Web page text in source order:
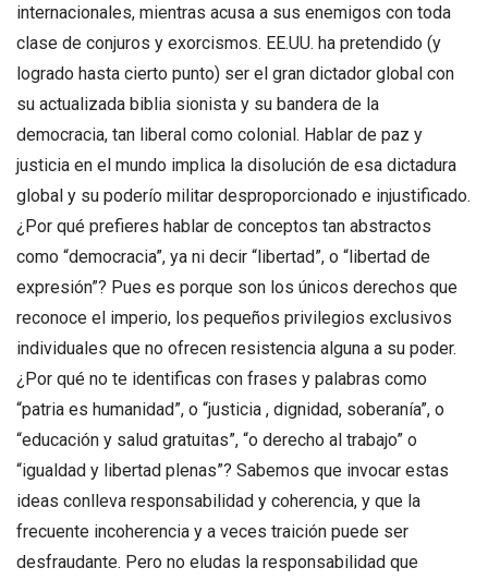
internacionales, mientras acusa a sus enemigos con toda
clase de conjuros y exorcismos. EE.UU. ha pretendido (y
logrado hasta cierto punto) ser el gran dictador global con
su actualizada biblia sionista y su bandera de la
democracia, tan liberal como colonial. Hablar de paz y
justicia en el mundo implica la disolución de esa dictadura
global y su poderío militar desproporcionado e injustificado.
¿Por qué prefieres hablar de conceptos tan abstractos
como “democracia”, ya ni decir “libertad”, o “libertad de
expresión”? Pues es porque son los únicos derechos que
reconoce el imperio, los pequeños privilegios exclusivos
individuales que no ofrecen resistencia alguna a su poder.
¿Por qué no te identificas con frases y palabras como
“patria es humanidad”, o “justicia , dignidad, soberanía”, o
“educación y salud gratuitas”, “o derecho al trabajo” o
“igualdad y libertad plenas”? Sabemos que invocar estas
ideas conlleva responsabilidad y coherencia, y que la
frecuente incoherencia y a veces traición puede ser
desfraudante. Pero no eludas la responsabilidad que